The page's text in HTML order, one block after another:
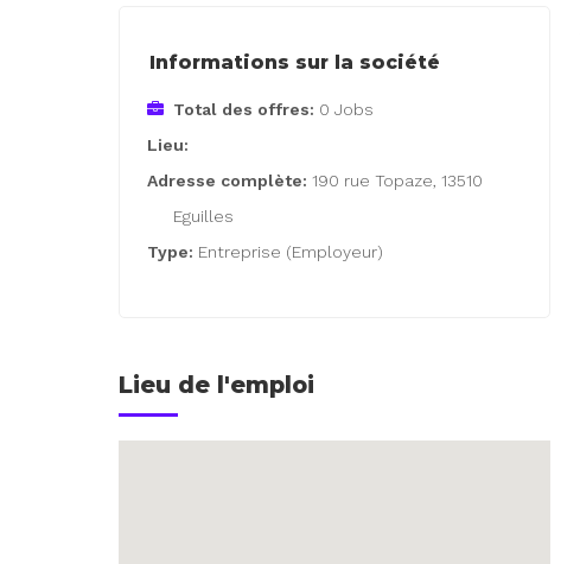
Informations sur la société
Total des offres: 0 Jobs
Lieu:
Adresse complète: 190 rue Topaze, 13510
Eguilles
Type: Entreprise (Employeur)
Lieu de l'emploi